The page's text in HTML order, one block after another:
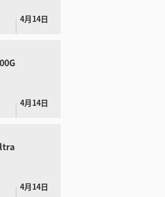
4月14日
4月14日
4月14日